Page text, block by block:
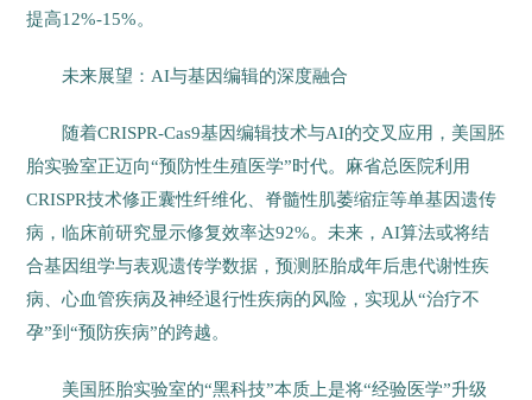
提高12%-15%。
未来展望：AI与基因编辑的深度融合
随着CRISPR-Cas9基因编辑技术与AI的交叉应用，美国胚
胎实验室正迈向“预防性生殖医学”时代。麻省总医院利用
CRISPR技术修正囊性纤维化、脊髓性肌萎缩症等单基因遗传
病，临床前研究显示修复效率达92%。未来，AI算法或将结
合基因组学与表观遗传学数据，预测胚胎成年后患代谢性疾
病、心血管疾病及神经退行性疾病的风险，实现从“治疗不
孕”到“预防疾病”的跨越。
美国胚胎实验室的“黑科技”本质上是将“经验医学”升级